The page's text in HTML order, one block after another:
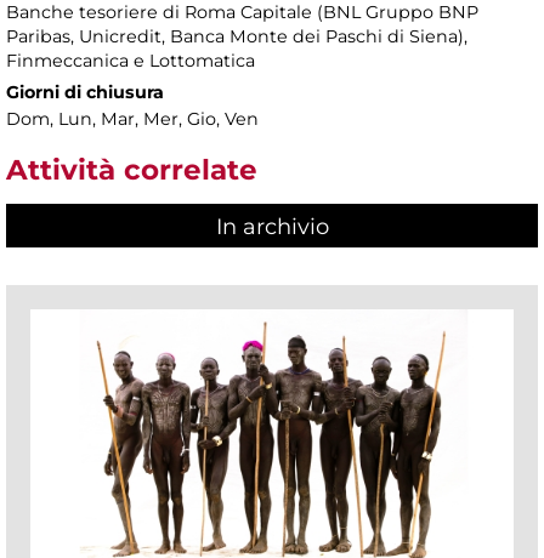
Banche tesoriere di Roma Capitale (BNL Gruppo BNP
Paribas, Unicredit, Banca Monte dei Paschi di Siena),
Finmeccanica e Lottomatica
Giorni di chiusura
Dom, Lun, Mar, Mer, Gio, Ven
Attività correlate
In archivio